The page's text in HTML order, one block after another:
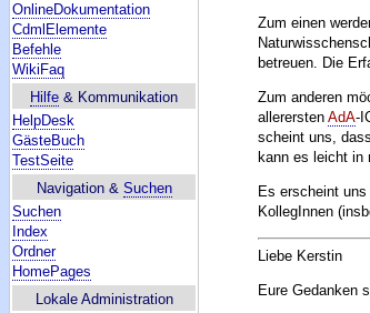
OnlineDokumentation
CdmlElemente
Befehle
WikiFaq
Hilfe & Kommunikation
HelpDesk
GästeBuch
TestSeite
Navigation & Suchen
Suchen
Index
Ordner
HomePages
Lokale Administration
Zum einen
betreuen. Die
Zum anderen
allererstenAdA-
scheint uns,
kann es leicht in
Es erscheint
KollegInnen
Liebe Kerstin
Eure Gedanken